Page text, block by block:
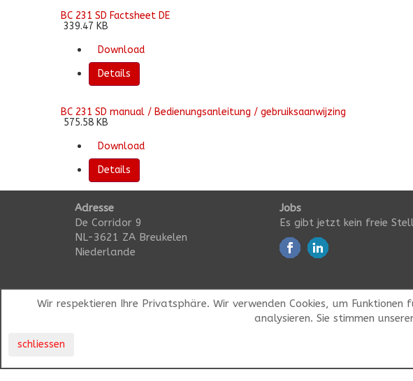
BC 231 SD Factsheet DE
339.47 KB
Download
Details
BC 231 SD manual / Bedienungsanleitung / gebruiksaanwijzing
575.58 KB
Download
Details
Adresse
De Corridor 9
NL-3621 ZA Breukelen
Niederlande
Jobs
Es gibt jetzt kein freie
Wir respektieren Ihre Privatsphäre. Wir verwenden Cookies, um
analysieren. Sie stimmen
schliessen